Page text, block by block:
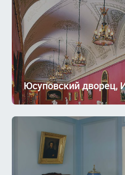
Юсуповский дворец,